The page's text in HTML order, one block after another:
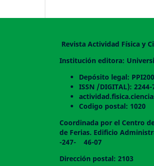
Revista Actividad Física y
Institución editora:
Depósito legal:
ISSN /DIGITAL): 2244-
Codigo postal: 1020
Coordinada por el Centro
de Ferias. Edificio
-247- 46-07
Dirección postal: 2103